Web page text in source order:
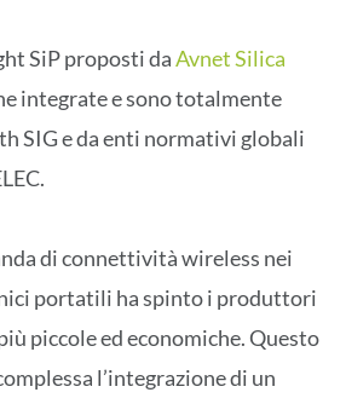
SiP proposti daAvnet Silica
integrate e sono totalmente
SIG e da enti normativi globali
di connettività wireless nei
portatili ha spinto i produttori
piccole ed economiche. Questo
l’integrazione di un